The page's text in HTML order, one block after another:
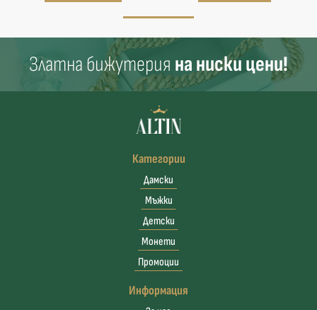
Златна бижутерия на ниски цени!
Категории
Дамски
Мъжки
Детски
Монети
Промоции
Информация